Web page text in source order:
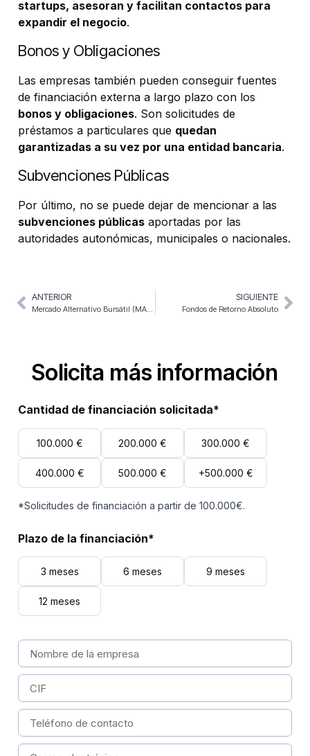
startups, asesoran y facilitan contactos para
expandir el negocio.
Bonos y Obligaciones
Las empresas también pueden conseguir fuentes
de financiación externa a largo plazo con los
bonos y obligaciones. Son solicitudes de
préstamos a particulares que quedan
garantizadas a su vez por una entidad bancaria.
Subvenciones Públicas
Por último, no se puede dejar de mencionar a las
subvenciones públicas aportadas por las
autoridades autonómicas, municipales o nacionales.
ANTERIOR
Mercado Alternativo Bursátil (MAB) ventajas e inconvenientes
SIGUIENTE
Fondos de Retorno Absoluto
Solicita más información
Cantidad de financiación solicitada*
100.000 € 200.000 € 300.000 €
400.000 € 500.000 € +500.000 €
*Solicitudes de financiación a partir de 100.000€.
Plazo de la financiación*
3 meses 6 meses 9 meses
12 meses